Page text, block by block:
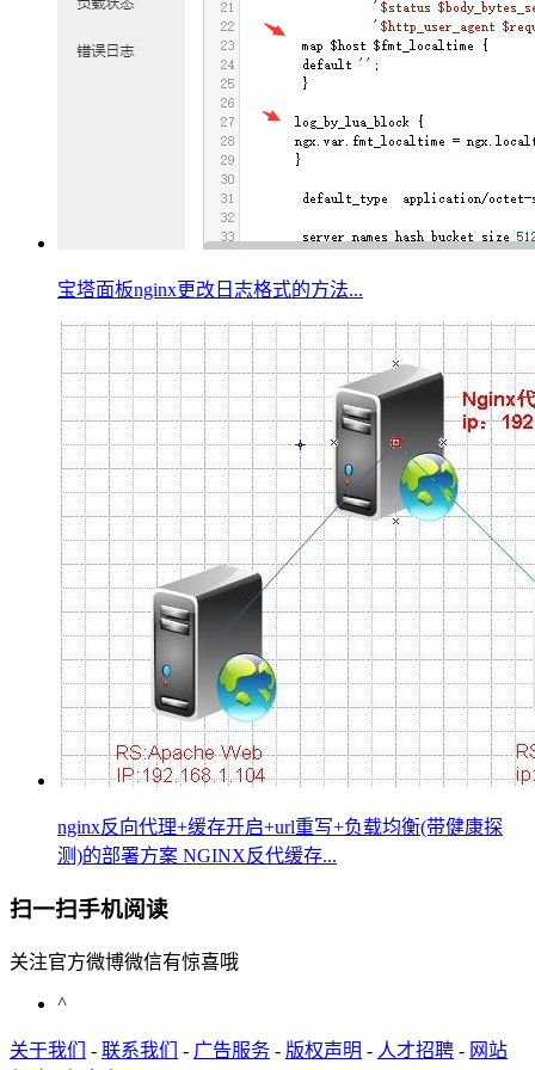
宝塔面板nginx更改日志格式的方法...
nginx反向代理+缓存开启+url重写+负载均衡(带健康探
测)的部署方案 NGINX反代缓存...
扫一扫手机阅读
关注官方微博微信有惊喜哦
^
关于我们 - 联系我们 - 广告服务 - 版权声明 - 人才招聘 - 网站